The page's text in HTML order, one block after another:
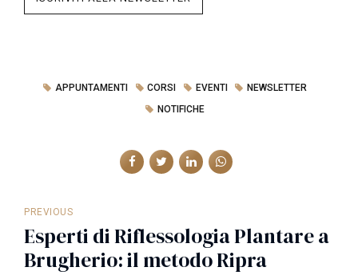
APPUNTAMENTI CORSI EVENTI
NEWSLETTER
NOTIFICHE
PREVIOUS
Esperti di Riflessologia Plantare a
Brugherio: il metodo Ripra